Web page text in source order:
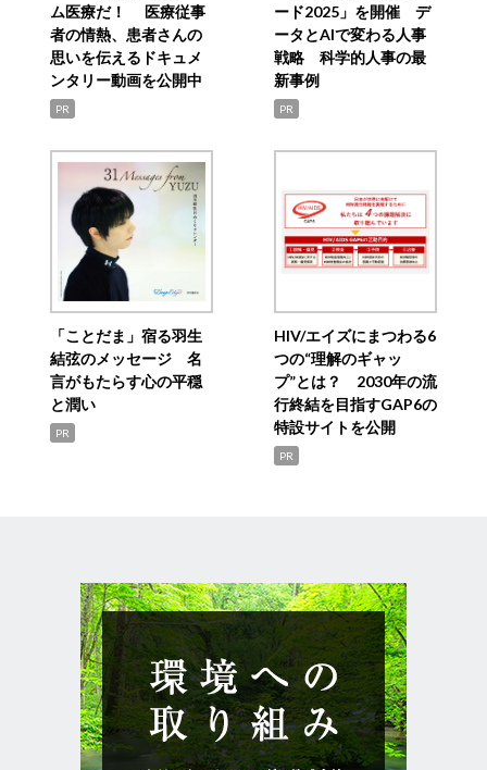
ム医療だ！ 医療従事
者の情熱、患者さんの
思いを伝えるドキュメ
ンタリー動画を公開中
PR
ード2025」を開催 デ
ータとAIで変わる人事
戦略 科学的人事の最
新事例
PR
「ことだま」宿る羽生
結弦のメッセージ 名
言がもたらす心の平穏
と潤い
PR
HIV/エイズにまつわる6
つの“理解のギャッ
プ”とは？ 2030年の流
行終結を目指すGAP6の
特設サイトを公開
PR